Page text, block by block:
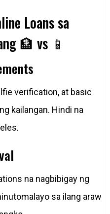
Loans sa
🏦 vs 📱
verification, at basic
kailangan. Hindi na
na nagbibigay ng
sa ilang araw